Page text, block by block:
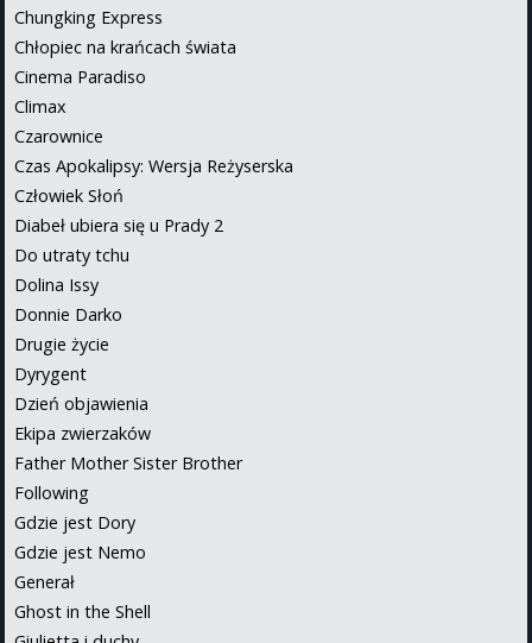
Chungking Express
Chłopiec na krańcach świata
Cinema Paradiso
Climax
Czarownice
Czas Apokalipsy: Wersja Reżyserska
Człowiek Słoń
Diabeł ubiera się u Prady 2
Do utraty tchu
Dolina Issy
Donnie Darko
Drugie życie
Dyrygent
Dzień objawienia
Ekipa zwierzaków
Father Mother Sister Brother
Following
Gdzie jest Dory
Gdzie jest Nemo
Generał
Ghost in the Shell